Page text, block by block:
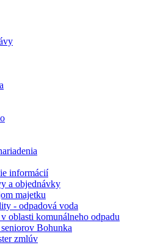
informácií
a objednávky
majetku
- odpadová voda
oblasti komunálneho odpadu
Bohunka
zmlúv